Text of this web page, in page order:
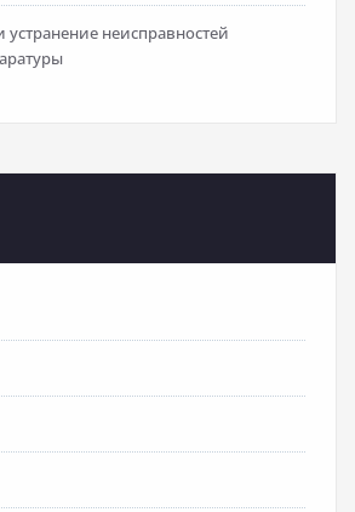
устранение неисправностей